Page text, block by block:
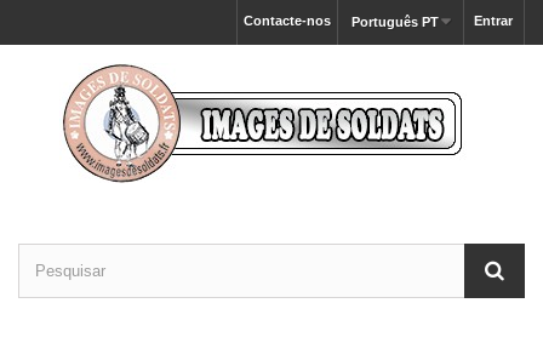
Entrar
Português PT
Contacte-nos